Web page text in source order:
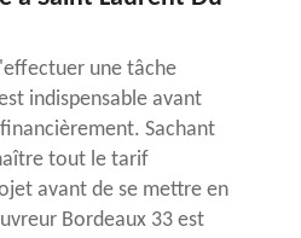
une tâche
indispensable avant
Sachant
tout le tarif
avant de se mettre en
Bordeaux 33 est